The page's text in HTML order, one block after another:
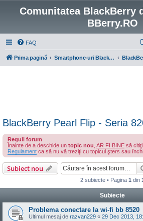
Comunitatea BlackBerry
BBerry.RO
FAQ
Prima pagină Smartphone-uri BlackBerry cu OS 4-7
BlackBerry Pearl Flip - Seria
Reguli forum
Înainte de a deschide un topic nou AR FI BINE să
Regulament ca să nu vă treziţi cu topicul şters sau
Subiect nou
2 subiecte • Pagina 1 din
Subiecte
Problema conectare la wi-fi bb 8520
Ultimul mesaj de razvan229 « 29 Dec 2013,